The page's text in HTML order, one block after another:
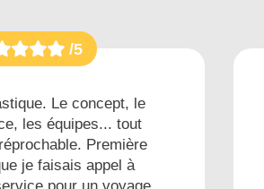
/5
Le concept, le
les équipes... tout
Première
je faisais appel à
pour un voyage